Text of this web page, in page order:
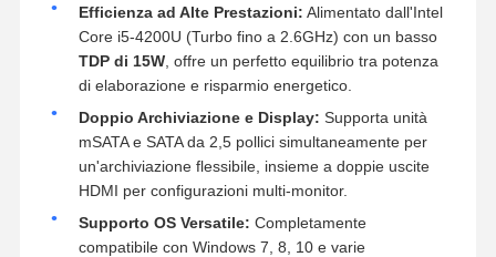
Efficienza ad Alte Prestazioni: Alimentato dall'Intel
Core i5-4200U (Turbo fino a 2.6GHz) con un basso
TDP di 15W, offre un perfetto equilibrio tra potenza
di elaborazione e risparmio energetico.
Doppio Archiviazione e Display: Supporta unità
mSATA e SATA da 2,5 pollici simultaneamente per
un'archiviazione flessibile, insieme a doppie uscite
HDMI per configurazioni multi-monitor.
Supporto OS Versatile: Completamente
compatibile con Windows 7, 8, 10 e varie